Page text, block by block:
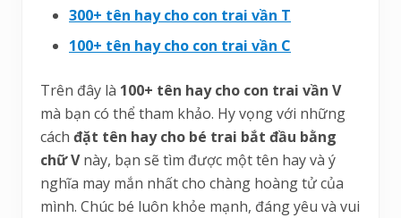
300+ tên hay cho con trai vần T
100+ tên hay cho con trai vần C
Trên đây là 100+ tên hay cho con trai vần V
mà bạn có thể tham khảo. Hy vọng với những
cách đặt tên hay cho bé trai bắt đầu bằng
chữ Vnày, bạn sẽ tìm được một tên hay và ý
nghĩa may mắn nhất cho chàng hoàng tử của
mình. Chúc bé luôn khỏe mạnh, đáng yêu và vui